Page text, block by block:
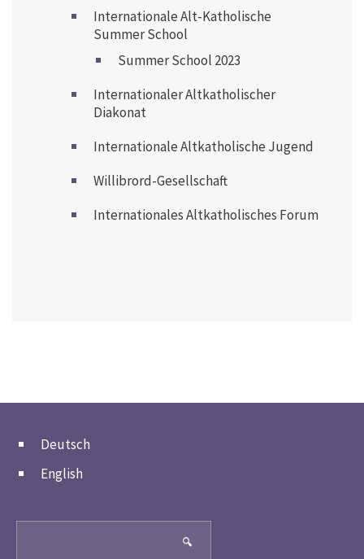
Internationale Alt-Katholische
Summer School
Summer School 2023
Internationaler Altkatholischer
Diakonat
Internationale Altkatholische Jugend
Willibrord-Gesellschaft
Internationales Altkatholisches Forum
Deutsch
English
🔍